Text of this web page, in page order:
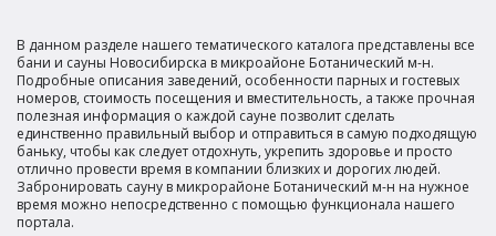
В данном разделе нашего тематического каталога представлены все
бани и сауны Новосибирска в микроайоне Ботанический м-н.
Подробные описания заведений, особенности парных и гостевых
номеров, стоимость посещения и вместительность, а также прочная
полезная информация о каждой сауне позволит сделать
единственно правильный выбор и отправиться в самую подходящую
баньку, чтобы как следует отдохнуть, укрепить здоровье и просто
отлично провести время в компании близких и дорогих людей.
Забронировать сауну в микрорайоне Ботанический м-н на нужное
время можно непосредственно с помощью функционала нашего
портала.